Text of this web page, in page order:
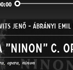
JENŐ - ÁBRÁNYI EMIL
"Ninon" c.
opera ninon